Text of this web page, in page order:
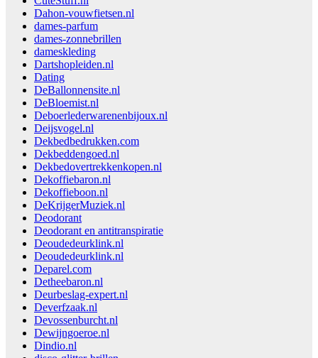
Dahon-vouwfietsen.nl
dames-parfum
dames-zonnebrillen
dameskleding
Dartshopleiden.nl
Dating
DeBallonnensite.nl
DeBloemist.nl
Deboerlederwarenenbijoux.nl
Deijsvogel.nl
Dekbedbedrukken.com
Dekbeddengoed.nl
Dekbedovertrekkenkopen.nl
Dekoffiebaron.nl
Dekoffieboon.nl
DeKrijgerMuziek.nl
Deodorant
Deodorant en antitranspiratie
Deoudedeurklink.nl
Deoudedeurklink.nl
Deparel.com
Detheebaron.nl
Deurbeslag-expert.nl
Deverfzaak.nl
Devossenburcht.nl
Dewijngoeroe.nl
Dindio.nl